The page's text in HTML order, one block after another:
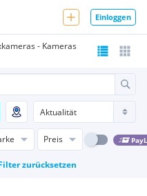
Einloggen
- Kameras
Preis
zurücksetzen